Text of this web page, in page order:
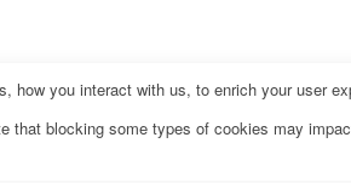
you interact with us, to enrich your user
blocking some types of cookies may